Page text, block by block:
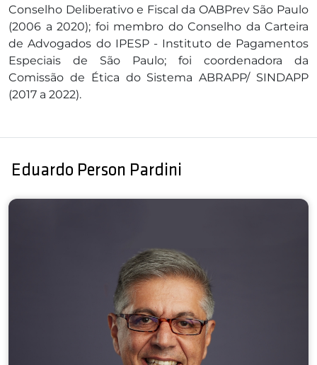
Conselho Deliberativo e Fiscal da OABPrev São Paulo
(2006 a 2020); foi membro do Conselho da Carteira
de Advogados do IPESP - Instituto de Pagamentos
Especiais de São Paulo; foi coordenadora da
Comissão de Ética do Sistema ABRAPP/ SINDAPP
(2017 a 2022).
Eduardo Person Pardini